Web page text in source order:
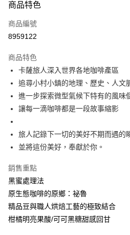
信用卡一次付款
信用卡分期付款
合作金庫商業銀行
華南商業銀行
上海商業儲蓄銀行
國泰世華商業銀行
臺灣中小企業銀行
元大商業銀行
玉山商業銀行
台灣樂天信用卡公司
LINE Pay
Apple Pay
運送方式
每筆NT$150，滿NT$799(含以上)免
每筆NT$300
商品特色
商品編號
8959122
商品特色
卡薩旅人深入世界各地咖啡產區
追尋小村小鎮的地理、歷史、人文
進一步探索微型氣候下特有的風味
讓每一滴咖啡都是一段故事縮影
旅人記錄下一切的美好不期而遇的
並將這份美好，奉獻於你。
銷售重點
黑蜜處理法
原生態咖啡的原鄉：祕魯
精品豆與職人烘焙工藝的極致結合
柑橘明亮果酸/可可黑糖甜感回甘